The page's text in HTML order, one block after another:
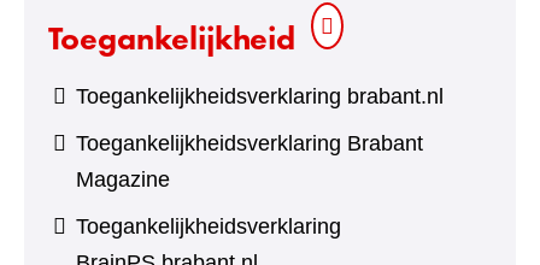
Toegankelijkheid
Toegankelijkheidsverklaring brabant.nl
Toegankelijkheidsverklaring Brabant
Magazine
Toegankelijkheidsverklaring